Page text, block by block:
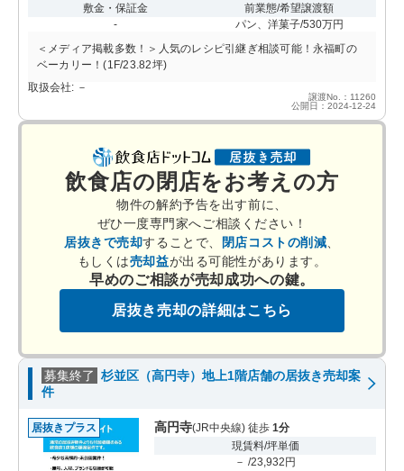
敷金・保証金
-
前業態/希望譲渡額
パン、洋菓子/530万円
＜メディア掲載多数！＞人気のレシピ引継ぎ相談可能！永福町の
ベーカリー！(1F/23.82坪)
取扱会社: －
譲渡No.：11260
公開日：2024-12-24
飲食店の閉店をお考えの方
物件の解約予告を出す前に、
ぜひ一度専門家へご相談ください！
居抜きで売却することで、 閉店コストの削減
もしくは売却益が出る可能性があります。
早めのご相談が売却成功への鍵。
居抜き売却の詳細はこちら
募集終了 杉並区（高円寺）地上1階店舗の居抜き売却案
件
居抜きプラス 高円寺(JR中央線) 徒歩 1分
現賃料/坪単価
－ /23,932円